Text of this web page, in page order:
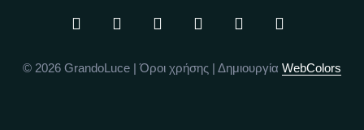
© 2026 GrandoLuce |Όροι χρήσης | Δημιουργία WebColors